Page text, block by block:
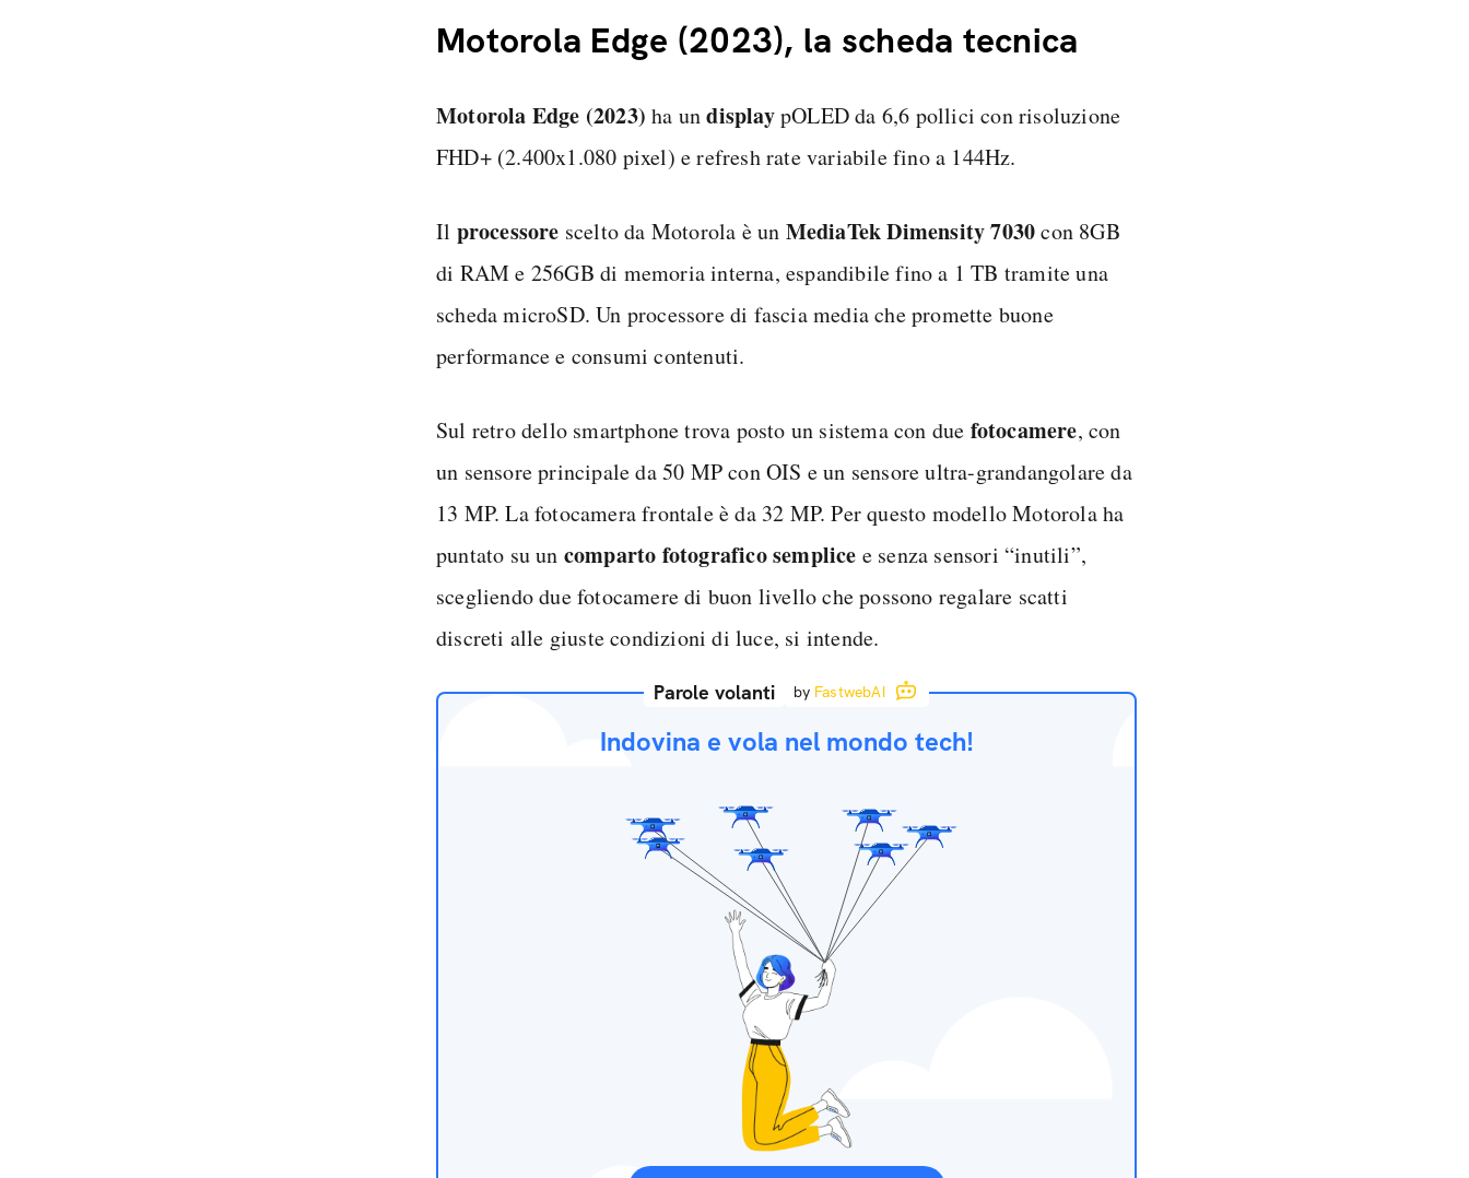
Motorola Edge (2023), la scheda tecnica
Motorola Edge (2023) ha undisplaypOLED da 6,6 pollici con risoluzione
FHD+ (2.400x1.080 pixel) e refresh rate variabile fino a 144Hz.
Il processore scelto da Motorola è un MediaTek Dimensity 7030con 8GB
di RAM e 256GB di memoria interna, espandibile fino a 1 TB tramite una
scheda microSD. Un processore di fascia media che promette buone
performance e consumi contenuti.
Sul retro dello smartphone trova posto un sistema con due fotocamere, con
un sensore principale da 50 MP con OIS e un sensore ultra-grandangolare da
13 MP. La fotocamera frontale è da 32 MP. Per questo modello Motorola ha
puntato su un comparto fotografico semplice e senza sensori “inutili”,
scegliendo due fotocamere di buon livello che possono regalare scatti
discreti alle giuste condizioni di luce, si intende.
Parole volanti by FastwebAI
Indovina e vola nel mondo tech!